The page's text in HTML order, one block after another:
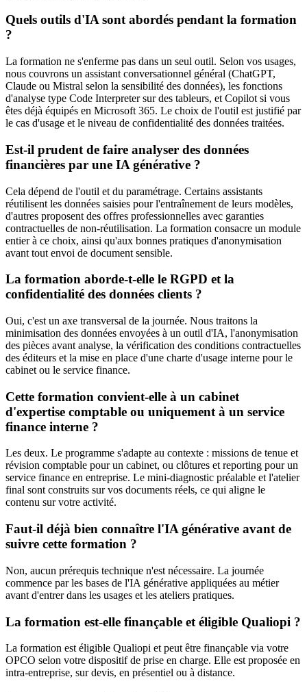
Quels outils d'IA sont abordés pendant la formation
?
La formation ne s'enferme pas dans un seul outil. Selon vos usages,
nous couvrons un assistant conversationnel général (ChatGPT,
Claude ou Mistral selon la sensibilité des données), les fonctions
d'analyse type Code Interpreter sur des tableurs, et Copilot si vous
êtes déjà équipés en Microsoft 365. Le choix de l'outil est justifié par
le cas d'usage et le niveau de confidentialité des données traitées.
Est-il prudent de faire analyser des données
financières par une IA générative ?
Cela dépend de l'outil et du paramétrage. Certains assistants
réutilisent les données saisies pour l'entraînement de leurs modèles,
d'autres proposent des offres professionnelles avec garanties
contractuelles de non-réutilisation. La formation consacre un module
entier à ce choix, ainsi qu'aux bonnes pratiques d'anonymisation
avant tout envoi de document sensible.
La formation aborde-t-elle le RGPD et la
confidentialité des données clients ?
Oui, c'est un axe transversal de la journée. Nous traitons la
minimisation des données envoyées à un outil d'IA, l'anonymisation
des pièces avant analyse, la vérification des conditions contractuelles
des éditeurs et la mise en place d'une charte d'usage interne pour le
cabinet ou le service finance.
Cette formation convient-elle à un cabinet
d'expertise comptable ou uniquement à un service
finance interne ?
Les deux. Le programme s'adapte au contexte : missions de tenue et
révision comptable pour un cabinet, ou clôtures et reporting pour un
service finance en entreprise. Le mini-diagnostic préalable et l'atelier
final sont construits sur vos documents réels, ce qui aligne le
contenu sur votre activité.
Faut-il déjà bien connaître l'IA générative avant de
suivre cette formation ?
Non, aucun prérequis technique n'est nécessaire. La journée
commence par les bases de l'IA générative appliquées au métier
avant d'entrer dans les usages et les ateliers pratiques.
La formation est-elle finançable et éligible Qualiopi ?
La formation est éligible Qualiopi et peut être finançable via votre
OPCO selon votre dispositif de prise en charge. Elle est proposée en
intra-entreprise, sur devis, en présentiel ou à distance.